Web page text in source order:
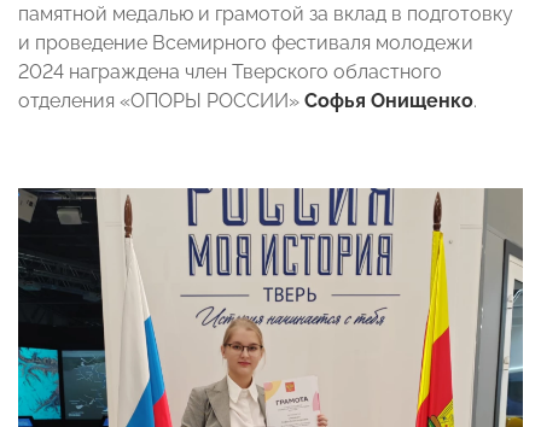
памятной медалью и грамотой за вклад в подготовку
и проведение Всемирного фестиваля молодежи
2024 награждена член Тверского областного
отделения «ОПОРЫ РОССИИ» Софья Онищенко.